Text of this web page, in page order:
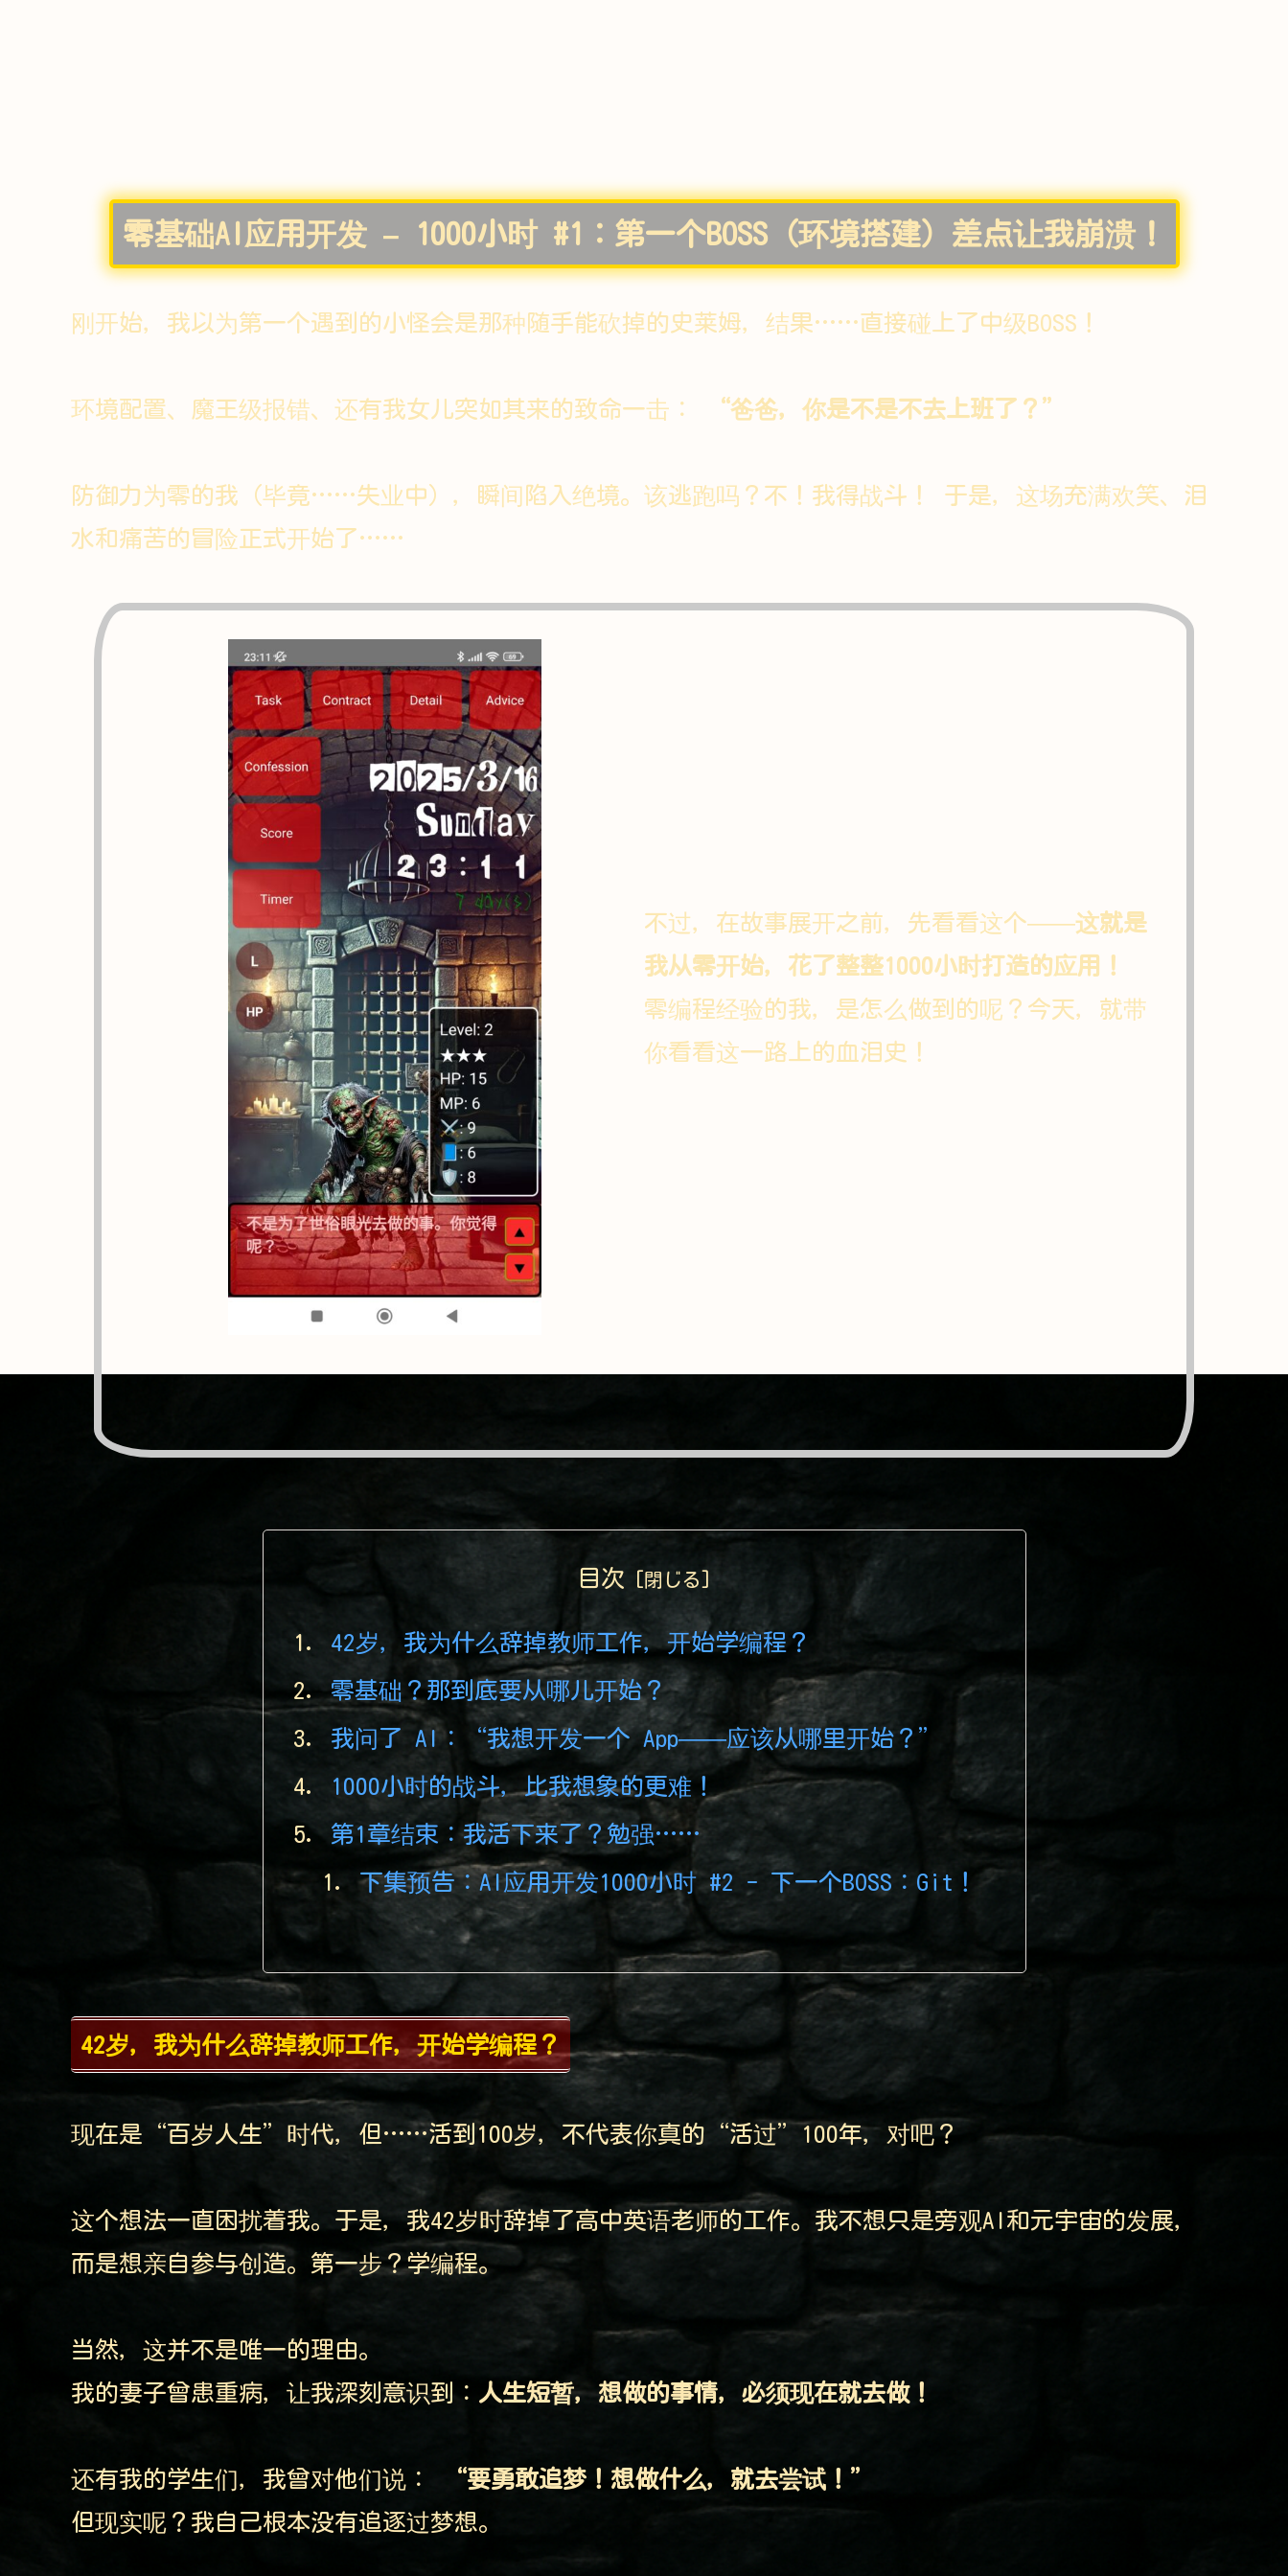
零基础AI应用开发 – 1000小时 #1：第一个BOSS（环境搭建）差点让我崩溃！
刚开始，我以为第一个遇到的小怪会是那种随手能砍掉的史莱姆，结果……直接碰上了中级BOSS！
环境配置、魔王级报错、还有我女儿突如其来的致命一击： “爸爸，你是不是不去上班了？”
防御力为零的我（毕竟……失业中），瞬间陷入绝境。该逃跑吗？不！我得战斗！ 于是，这场充满欢笑、泪
水和痛苦的冒险正式开始了……
不过，在故事展开之前，先看看这个——这就是
我从零开始，花了整整1000小时打造的应用！
零编程经验的我，是怎么做到的呢？今天，就带
你看看这一路上的血泪史！
目次
42岁，我为什么辞掉教师工作，开始学编程？
零基础？那到底要从哪儿开始？
我问了 AI：“我想开发一个 App——应该从哪里开始？”
1000小时的战斗，比我想象的更难！
第1章结束：我活下来了？勉强……
下集预告：AI应用开发1000小时 #2 - 下一个BOSS：Git！
42岁，我为什么辞掉教师工作，开始学编程？
现在是“百岁人生”时代，但……活到100岁，不代表你真的“活过”100年，对吧？
这个想法一直困扰着我。于是，我42岁时辞掉了高中英语老师的工作。我不想只是旁观AI和元宇宙的发展，
而是想亲自参与创造。第一步？学编程。
当然，这并不是唯一的理由。
我的妻子曾患重病，让我深刻意识到： 人生短暂，想做的事情，必须现在就去做！
还有我的学生们，我曾对他们说：
“要勇敢追梦！想做什么，就去尝试！”
但现实呢？我自己根本没有追逐过梦想。